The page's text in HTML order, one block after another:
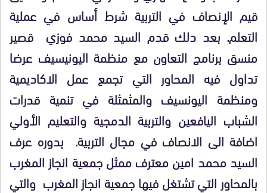
قيم الإنصاف في التربية شرط أساس في عملية
التعلم. بعد دلك قدم السيد محمد فوزي قصير
منسق برنامج التعاون مع منظمة اليونيسيف عرضا
تداول فيه المحاور التي تجمع عمل الاكاديمية
ومنظمة اليونسيف والمثمثلة في تنمية قدرات
الشباب اليافعين والتربية الدمجية والتعليم الأولي
اضافة الى الانصاف في مجال التربية. بدوره عرف
السيد محمد امين معترف ممثل جمعية انجاز المغرب
بالمحاور التي تشتغل فيها جمعية انجاز المغرب والتي